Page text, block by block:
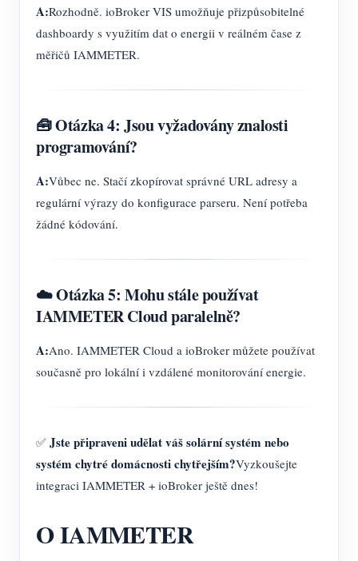
A:Rozhodně. ioBroker VIS umožňuje přizpůsobitelné
dashboardy s využitím dat o energii v reálném čase z
měřičů IAMMETER.
🧰 Otázka 4: Jsou vyžadovány znalosti
programování?
A:Vůbec ne. Stačí zkopírovat správné URL adresy a
regulární výrazy do konfigurace parseru. Není potřeba
žádné kódování.
☁️ Otázka 5: Mohu stále používat
IAMMETER Cloud paralelně?
A:Ano. IAMMETER Cloud a ioBroker můžete používat
současně pro lokální i vzdálené monitorování energie.
✅ Jste připraveni udělat váš solární systém nebo
systém chytré domácnosti chytřejším?Vyzkoušejte
integraci IAMMETER + ioBroker ještě dnes!
O IAMMETER